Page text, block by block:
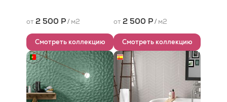
от 2 500 Р/ м2
Смотреть коллекцию
от 2 500 Р/ м2
Смотреть коллекцию